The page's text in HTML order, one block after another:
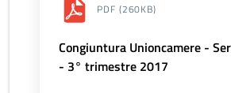
PDF (260KB)
Congiuntura Unioncamere -
- 3° trimestre 2017